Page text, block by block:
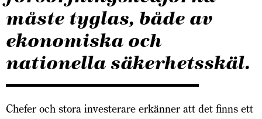
måste tyglas, både av
ekonomiska och
nationella säkerhetsskäl.
Chefer och stora investerare erkänner att det finns ett